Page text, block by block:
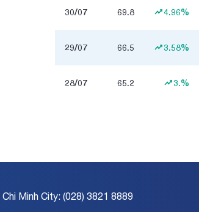
30/07 69.8 4.96%
29/07 66.5 3.58%
28/07 65.2 3.%
Minh City: (028) 3821 8889